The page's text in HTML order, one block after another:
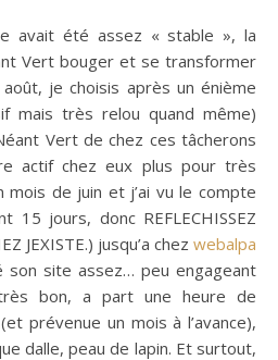
avait été assez « stable », la
Vert bouger et se transformer
je choisis après un énième
mais très relou quand même)
Vert de chez ces tâcherons
actif chez eux plus pour très
mois de juin et j’ai vu le compte
15 jours, donc REFLECHISSEZ
JEXISTE.) jusqu’a chez webalpa
son site assez… peu engageant
bon, a part une heure de
prévenue un mois à l’avance),
dalle, peau de lapin. Et surtout,